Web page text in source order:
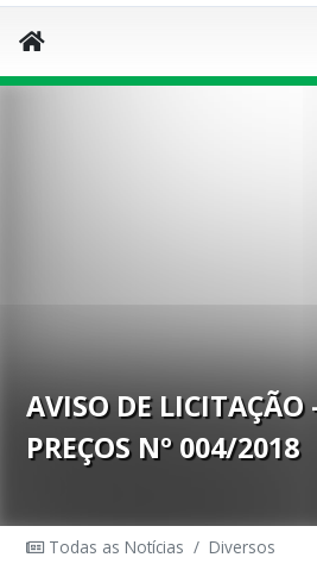
AVISO DE
PREÇOS Nº 004/2018
Todas as Notícias / Diversos